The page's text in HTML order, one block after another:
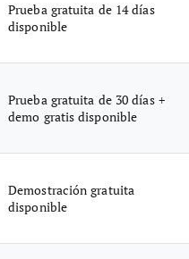
Prueba gratuita de 14 días
disponible
Prueba gratuita de 30 días +
demo gratis disponible
Demostración gratuita
disponible